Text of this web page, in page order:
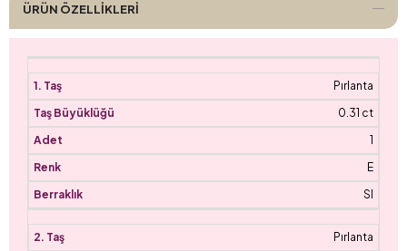
ÜRÜN ÖZELLIKLERI
Pırlanta
0.31 ct
1
E
SI
Pırlanta